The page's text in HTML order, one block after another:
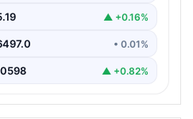
Fulham, transfer
attı. İngiltere temsilcisi,
▲ +0.16%
• 0.01%
▲ +0.82%